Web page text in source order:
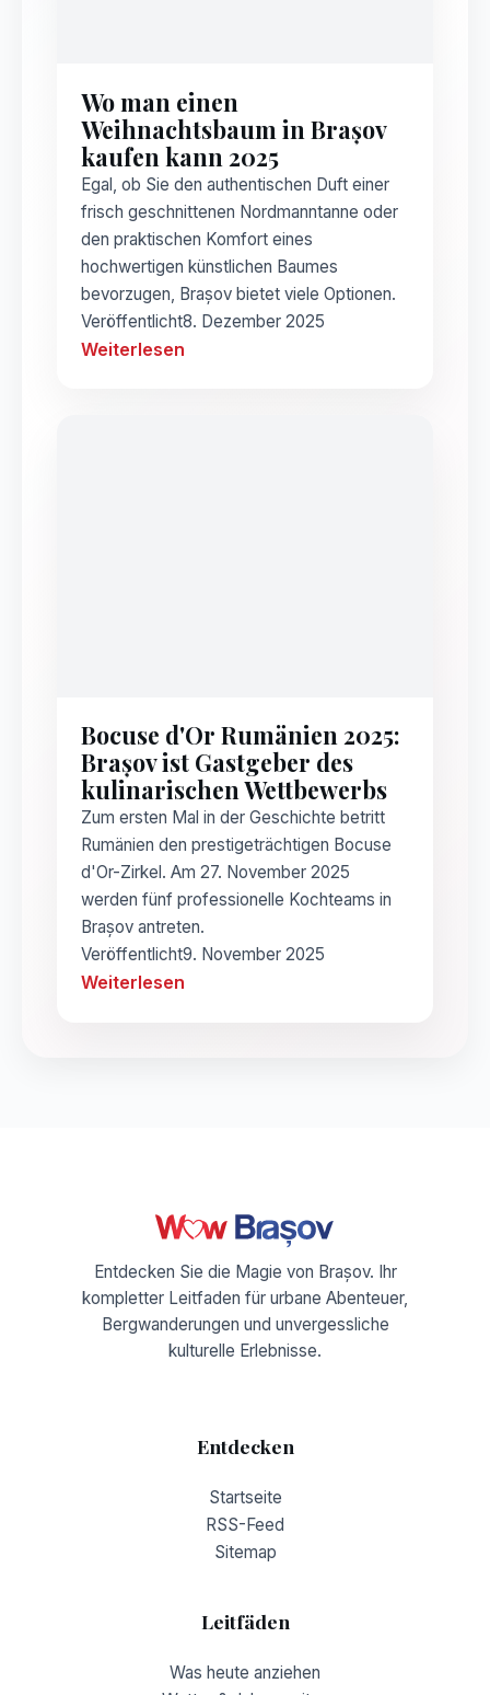
Wo man einen
Weihnachtsbaum in Brașov
kaufen kann 2025
Egal, ob Sie den authentischen Duft einer
frisch geschnittenen Nordmanntanne oder
den praktischen Komfort eines
hochwertigen künstlichen Baumes
bevorzugen, Brașov bietet viele Optionen.
Veröffentlicht8. Dezember 2025
Weiterlesen
Bocuse d'Or Rumänien 2025:
Brașov ist Gastgeber des
kulinarischen Wettbewerbs
Zum ersten Mal in der Geschichte betritt
Rumänien den prestigeträchtigen Bocuse
d'Or-Zirkel. Am 27. November 2025
werden fünf professionelle Kochteams in
Brașov antreten.
Veröffentlicht9. November 2025
Weiterlesen
Entdecken Sie die Magie von Brașov. Ihr
kompletter Leitfaden für urbane Abenteuer,
Bergwanderungen und unvergessliche
kulturelle Erlebnisse.
Entdecken
Startseite
RSS-Feed
Sitemap
Leitfäden
Was heute anziehen